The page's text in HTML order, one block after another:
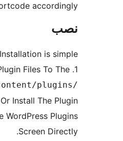
shortcode
Installation is
/wp-content/
Directory, Or Install The
Through The WordPress